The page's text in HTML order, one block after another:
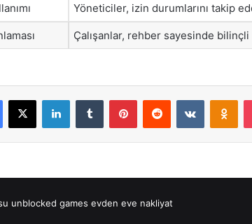
Yöneticiler, izin durumlarını takip
Çalışanlar, rehber sayesinde
Facebook
X LinkedInTumblr PinterestReddit VKontakte
unblocked games evden eve nakliyat